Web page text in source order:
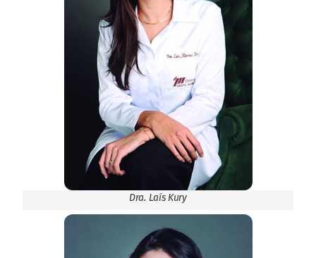
Dra. Laís Kury